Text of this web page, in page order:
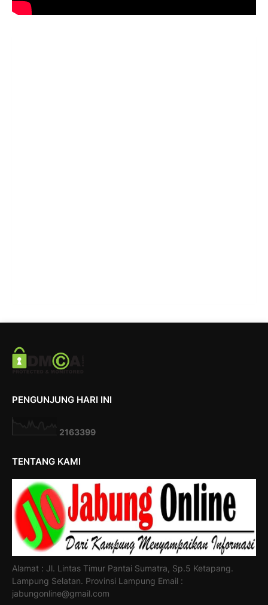
PENGUNJUNG HARI INI
2163399
TENTANG KAMI
Alamat : Jl. Lintas Timur Pantai Sumatra, Sp.5 Ketapang.
Lampung Selatan. Provinsi Lampung Email :
jabungonline@gmail.com